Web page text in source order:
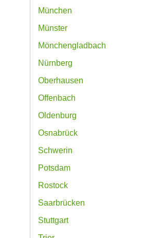
München
Münster
Mönchengladbach
Nürnberg
Oberhausen
Offenbach
Oldenburg
Osnabrück
Schwerin
Potsdam
Rostock
Saarbrücken
Stuttgart